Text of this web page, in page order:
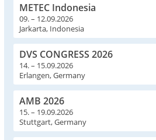
METEC Indonesia
09. – 12.09.2026
Jarkarta, Indonesia
DVS CONGRESS 2026
14. – 15.09.2026
Erlangen, Germany
AMB 2026
15. – 19.09.2026
Stuttgart, Germany